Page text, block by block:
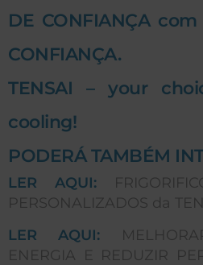
DE CONFIANÇA com
CONFIANÇA.
TENSAI – your
cooling!
PODERÁ TAMBÉM
LER AQUI:
PERSONALIZADOS da
LER AQUI:
ENERGIA E REDUZIR